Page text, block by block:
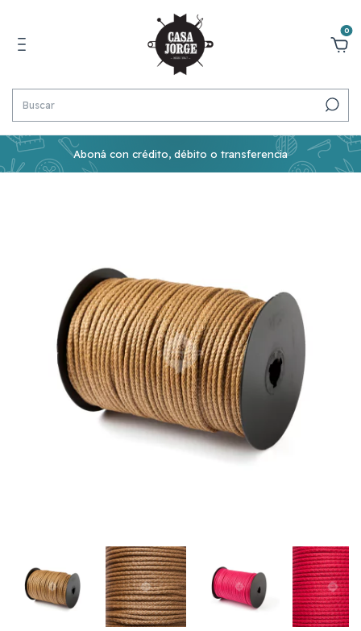
0
Aboná con crédito, débito o transferencia